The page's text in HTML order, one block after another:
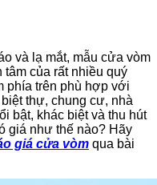
và lạ mắt, mẫu cửa vòm
của rất nhiều quý
phía trên phù hợp với
thự, chung cư, nhà
bật, khác biệt và thu hút
giá như thế nào? Hãy
giá cửa vòm qua bài